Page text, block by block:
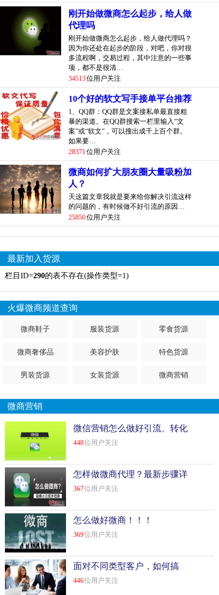
刚开始做微商怎么起步，给人做
代理吗
刚开始做微商怎么起步，给人做代理吗？
因为你还处在起步的阶段，对吧，你对很
多流程啊，交易过程，其中注意的一些事
项，都不是很清…
34513位用户关注
10个好的软文写手接单平台推荐
1、QQ群：QQ群是文案接私单最直接粗
暴的渠道。在QQ群搜索一栏里输入“文
案”或“软文”，可以搜出成千上百个群。
如果要…
28371 位用户关注
微商如何扩大朋友圈大量吸粉加
人？
天这篇文章我就是要来给你解决引流这样
的问题的，有时候做不好引流的原因…
25850位用户关注
最新加入货源
栏目ID=290的表不存在(操作类型=1)
火爆微商频道查询
微商鞋子 服装货源 零食货源
微商奢侈品 美容护肤 特色货源
男装货源 女装货源 微商营销
微商营销
微信营销怎么做好引流、转化
和复购？
448位用户关注
怎样做微商代理？最新步骤详
解
367位用户关注
怎么做好微商！！！
369位用户关注
面对不同类型客户，如何搞
定？
446位用户关注